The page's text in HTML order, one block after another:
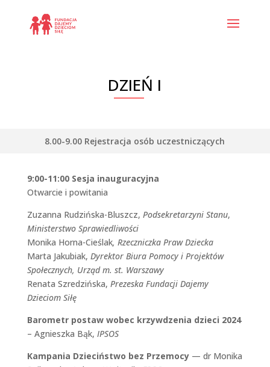
DZIEŃ I
8.00-9.00 Rejestracja osób uczestniczących
9:00-11:00 Sesja inauguracyjna
Otwarcie i powitania
Zuzanna Rudzińska-Bluszcz, Podsekretarzyni Stanu,
Ministerstwo Sprawiedliwości
Monika Horna-Cieślak, Rzeczniczka Praw Dziecka
Marta Jakubiak, Dyrektor Biura Pomocy i Projektów
Społecznych, Urząd m. st. Warszawy
Renata Szredzińska, Prezeska Fundacji Dajemy
Dzieciom Siłę
Barometr postaw wobec krzywdzenia dzieci 2024
– Agnieszka Bąk, IPSOS
Kampania Dzieciństwo bez Przemocy — dr Monika